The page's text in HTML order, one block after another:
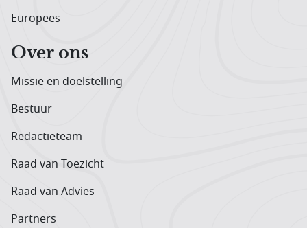
Europees
Over ons
Missie en doelstelling
Bestuur
Redactieteam
Raad van Toezicht
Raad van Advies
Partners